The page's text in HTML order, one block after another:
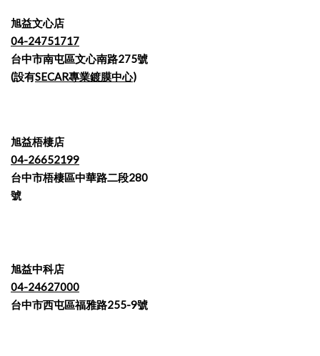
旭益文心店
04-24751717
台中市南屯區文心南路275號
(設有SECAR專業鍍膜中心)
旭益梧棲店
04-26652199
台中市梧棲區中華路二段280
號
旭益中科店
04-24627000
台中市西屯區福雅路255-9號